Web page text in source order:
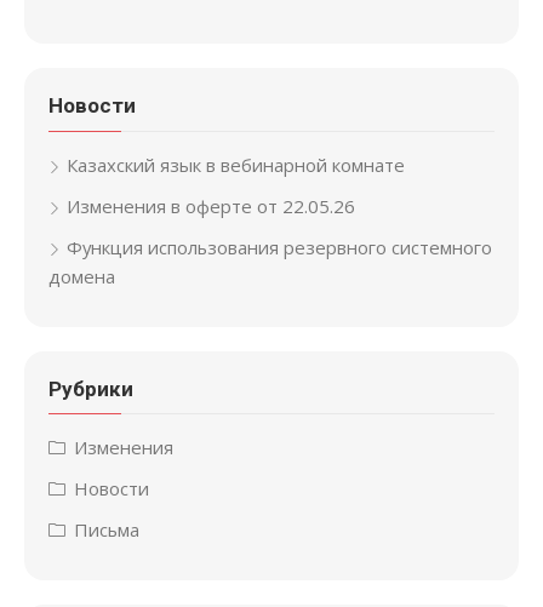
Новости
Казахский язык в вебинарной комнате
Изменения в оферте от 22.05.26
Функция использования резервного системного
домена
Рубрики
Изменения
Новости
Письма